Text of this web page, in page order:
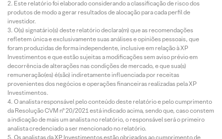
Este relatório foi elaborado considerando a classificação de risco dos
produtos de modo a gerar resultados de alocação para cada perfil de
investidor.
O(s) signatário(s) deste relatório declara(m) que as recomendações
refletem única e exclusivamente suas análises e opiniões pessoais, que
foram produzidas de forma independente, inclusive em relação à XP
Investimentos e que estão sujeitas a modificações sem aviso prévio em
decorrência de alterações nas condições de mercado, e que sua(s)
remuneração(es) é(são) indiretamente influenciada por receitas
provenientes dos negócios e operações financeiras realizadas pela XP
Investimentos.
O analista responsável pelo conteúdo deste relatório e pelo cumprimento
da Resolução CVM nº 20/2021 está indicado acima, sendo que, caso constem
a indicação de mais um analista no relatório, o responsável será o primeiro
analista credenciado a ser mencionado no relatório.
Os analistas da XP Investimentos estão obrigados ao cumprimento de